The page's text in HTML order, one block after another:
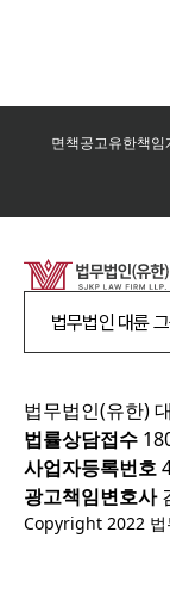
면책공고유한책임
법무법인 대륜
법무법인(유한)
법률상담접수
사업자등록번호
광고책임변호사
Copyright 2022